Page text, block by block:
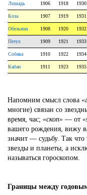
Лошадь 1906 1918 1930
Коза 1907 1919 1931
Обезьяна 1908 1920 1932
Петух 1909 1921 1933
Собака 1910 1922 1934
Кабан 1911 1923 1935
Напомним смысл слова
многие) связан со
время, час; «скоп» — от
вашего рождения, вижу
значит — судьбу. Так что
звезды и планеты, а
называться гороскопом.
Границы между